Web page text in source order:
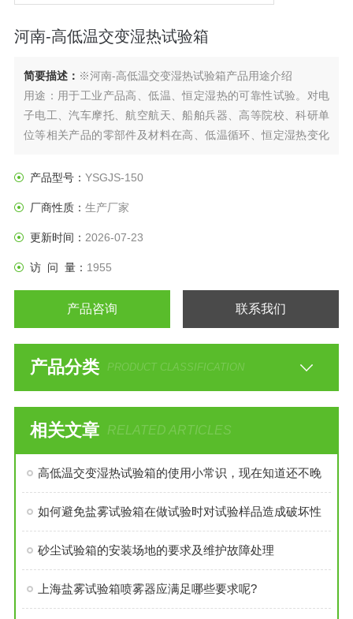
河南-高低温交变湿热试验箱
简要描述： ※河南-高低温交变湿热试验箱产品用途介绍
用途：用于工业产品高、低温、恒定湿热的可靠性试验。对电
子电工、汽车摩托、航空航天、船舶兵器、高等院校、科研单
位等相关产品的零部件及材料在高、低温循环、恒定湿热变化
产品型号： YSGJS-150
厂商性质： 生产厂家
更新时间： 2026-07-23
访 问 量： 1955
产品咨询 联系我们
产品分类 PRODUCT CLASSIFICATION
相关文章 RELATED ARTICLES
高低温交变湿热试验箱的使用小常识，现在知道还不晚
如何避免盐雾试验箱在做试验时对试验样品造成破坏性
砂尘试验箱的安装场地的要求及维护故障处理
上海盐雾试验箱喷雾器应满足哪些要求呢?